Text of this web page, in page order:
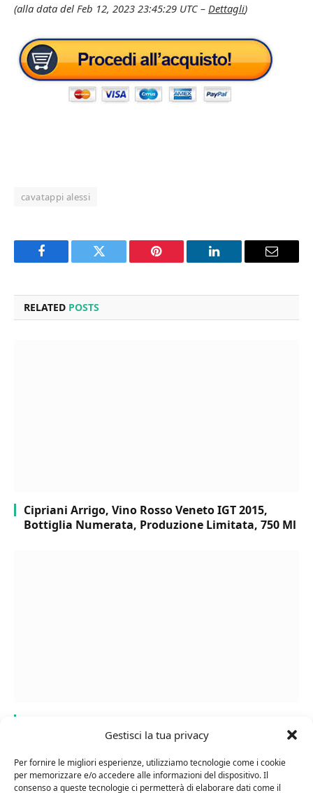
Gestisci la tua privacy
Per fornire le migliori esperienze, utilizziamo tecnologie come i cookie
per memorizzare e/o accedere alle informazioni del dispositivo. Il
consenso a queste tecnologie ci permetterà di elaborare dati come il
(alla data del Feb 12, 2023 23:45:29 UTC – Dettagli)
cavatappi alessi
Facebook Twitter Pinterest LinkedIn Email
RELATED POSTS
Cipriani Arrigo, Vino Rosso Veneto IGT 2015,
Bottiglia Numerata, Produzione Limitata, 750 Ml
(box 3 x 0,75l) Mr. Vino bianco